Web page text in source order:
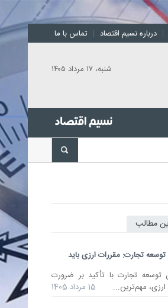
تماس با ما | درباره نسیم اقتصاد |
شنبه، ۱۷ مرداد ۱۴۰۵
ارز باشد
رئیس سازمان توسعه تجارت با
مطالب
تجارت: مقررات ارزی باید
توسعه تجارت با تأکید بر ضرورت
مهم‌ترین...
15 مرداد 1405